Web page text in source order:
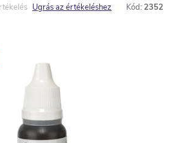
Ugrás az értékeléshez Kód: 2352